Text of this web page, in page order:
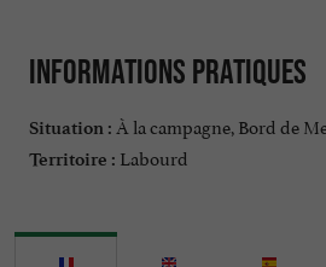
Informations pratiques
Situation : À la campagne, Bord de
Territoire : Labourd